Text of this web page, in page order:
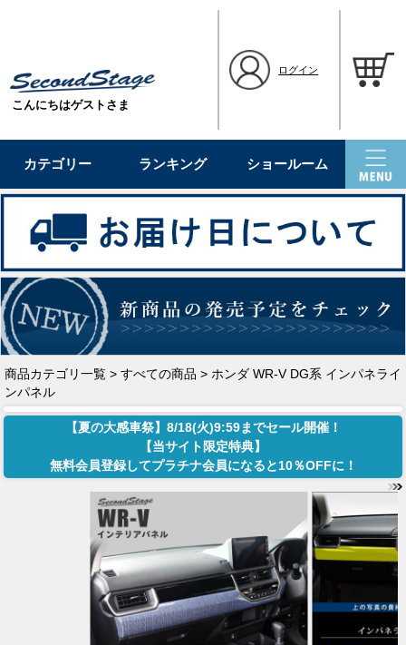
こんにちはゲストさま
ログイン
カテゴリー ランキング ショールーム
商品カテゴリ一覧 > すべての商品 > ホンダ WR-V DG系 インパネライ
ンパネル
【夏の大感車祭】8/18(火)9:59までセール開催！
【当サイト限定特典】
無料会員登録してプラチナ会員になると10％OFFに！